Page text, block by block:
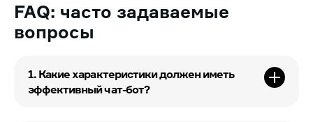
FAQ: часто задаваемые
вопросы
1. Какие характеристики должен иметь
эффективный чат-бот?